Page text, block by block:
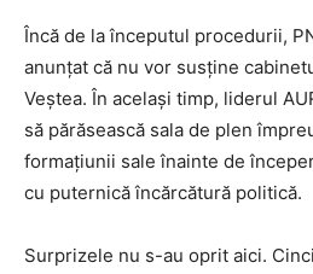
Încă de la începutul procedurii,
anunțat că nu vor susține
Veștea. În același timp, liderul
să părăsească sala de plen
formațiunii sale înainte de
cu puternică încărcătură politică.
Surprizele nu s-au oprit aici.